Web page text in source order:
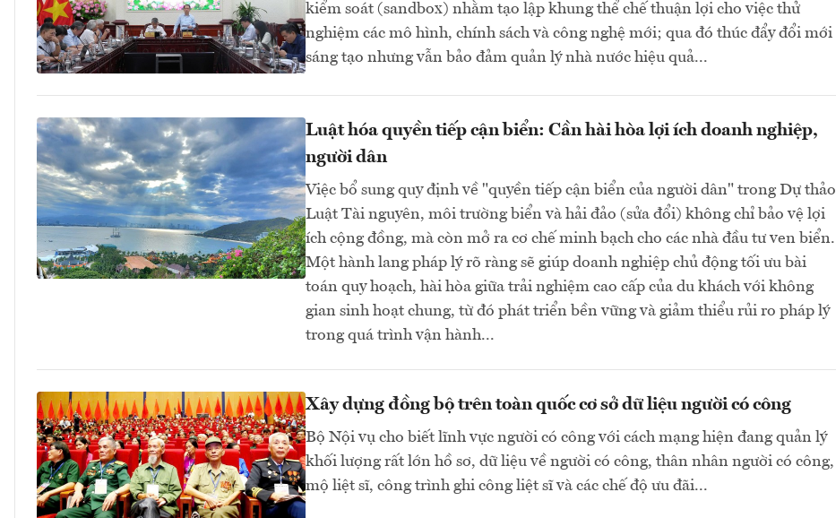
kiểm soát (sandbox) nhằm tạo lập khung thể chế thuận lợi cho việc thử
nghiệm các mô hình, chính sách và công nghệ mới; qua đó thúc đẩy đổi mới
sáng tạo nhưng vẫn bảo đảm quản lý nhà nước hiệu quả...
Luật hóa quyền tiếp cận biển: Cần hài hòa lợi ích doanh nghiệp,
người dân
Việc bổ sung quy định về "quyền tiếp cận biển của người dân" trong Dự thảo
Luật Tài nguyên, môi trường biển và hải đảo (sửa đổi) không chỉ bảo vệ lợi
ích cộng đồng, mà còn mở ra cơ chế minh bạch cho các nhà đầu tư ven biển.
Một hành lang pháp lý rõ ràng sẽ giúp doanh nghiệp chủ động tối ưu bài
toán quy hoạch, hài hòa giữa trải nghiệm cao cấp của du khách với không
gian sinh hoạt chung, từ đó phát triển bền vững và giảm thiểu rủi ro pháp lý
trong quá trình vận hành...
Xây dựng đồng bộ trên toàn quốc cơ sở dữ liệu người có công
Bộ Nội vụ cho biết lĩnh vực người có công với cách mạng hiện đang quản lý
khối lượng rất lớn hồ sơ, dữ liệu về người có công, thân nhân người có công,
mộ liệt sĩ, công trình ghi công liệt sĩ và các chế độ ưu đãi...